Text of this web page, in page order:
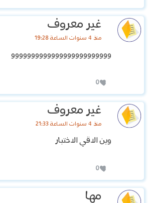
غير معروف
منذ 4 سنوات الساعة 19:28
ووووووووووووووووووووووووو
0
غير معروف
منذ 4 سنوات الساعة 21:33
وين الاقي الاختبار
0
مها